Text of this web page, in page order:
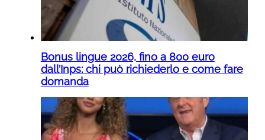
Bonus lingue 2026, fino a 800 euro
dall’Inps: chi può richiederlo e come fare
domanda